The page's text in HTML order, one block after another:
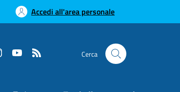
Accedi all'area personale
Cerca